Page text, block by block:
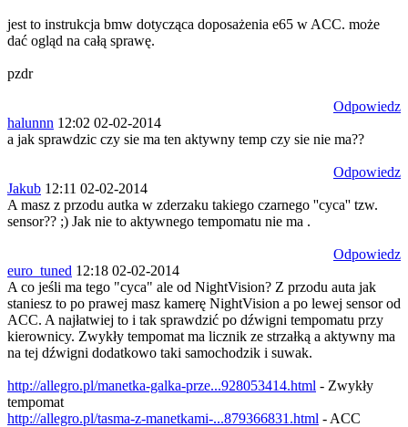
jest to instrukcja bmw dotycząca doposażenia e65 w ACC. może
dać ogląd na całą sprawę.
pzdr
Odpowiedz
halunnn 12:02 02-02-2014
a jak sprawdzic czy sie ma ten aktywny temp czy sie nie ma??
Odpowiedz
Jakub 12:11 02-02-2014
A masz z przodu autka w zderzaku takiego czarnego ''cyca'' tzw.
sensor?? ;) Jak nie to aktywnego tempomatu nie ma .
Odpowiedz
euro_tuned 12:18 02-02-2014
A co jeśli ma tego "cyca" ale od NightVision? Z przodu auta jak
staniesz to po prawej masz kamerę NightVision a po lewej sensor od
ACC. A najłatwiej to i tak sprawdzić po dźwigni tempomatu przy
kierownicy. Zwykły tempomat ma licznik ze strzałką a aktywny ma
na tej dźwigni dodatkowo taki samochodzik i suwak.
http://allegro.pl/manetka-galka-prze...928053414.html - Zwykły
tempomat
http://allegro.pl/tasma-z-manetkami-...879366831.html - ACC